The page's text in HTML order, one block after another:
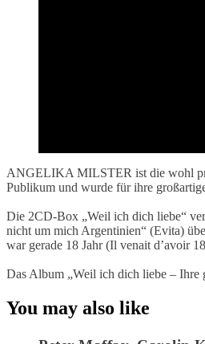
ANGELIKA MILSTER ist die wohl
Publikum und wurde für ihre
Die 2CD-Box „Weil ich dich liebe“
nicht um mich Argentinien“ (Evita)
war gerade 18 Jahr (Il venait d’avoir
Das Album „Weil ich dich liebe –
You may also like